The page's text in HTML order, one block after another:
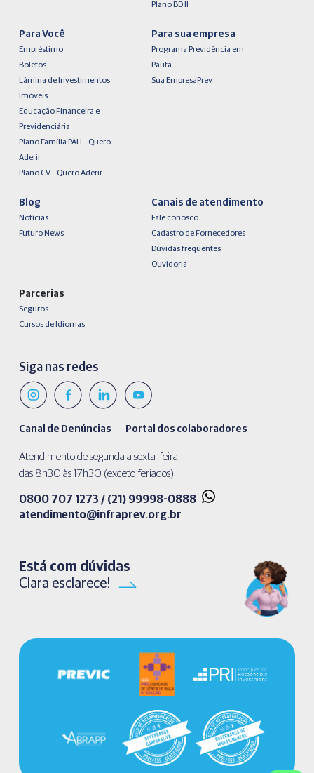
Plano BD II
Para Você
Empréstimo
Boletos
Lâmina de Investimentos
Imóveis
Educação Financeira e
Previdenciária
Plano Família PAI I – Quero
Aderir
Plano CV – Quero Aderir
Para sua empresa
Programa Previdência em
Pauta
Sua EmpresaPrev
Blog
Notícias
Futuro News
Canais de atendimento
Fale conosco
Cadastro de Fornecedores
Dúvidas frequentes
Ouvidoria
Parcerias
Seguros
Cursos de Idiomas
Siga nas redes
Canal de Denúncias Portal dos colaboradores
Atendimento de segunda a sexta-feira,
das 8h30 às 17h30 (exceto feriados).
0800 707 1273 / (21) 99998-0888
atendimento@infraprev.org.br​
Está com dúvidas
Clara esclarece!